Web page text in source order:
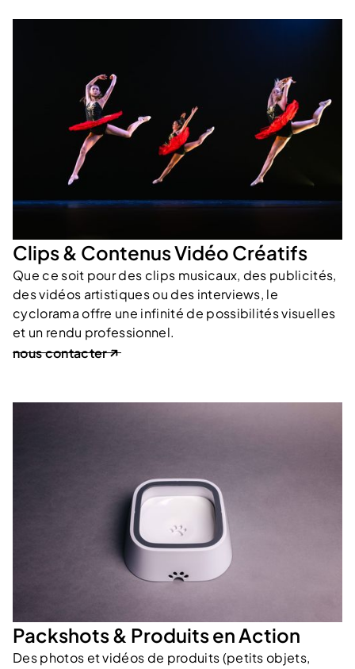
Clips & Contenus Vidéo Créatifs
Que ce soit pour des clips musicaux, des publicités,
des vidéos artistiques ou des interviews, le
cyclorama offre une infinité de possibilités visuelles
et un rendu professionnel.
nous contacter
Packshots & Produits en Action
Des photos et vidéos de produits (petits objets,